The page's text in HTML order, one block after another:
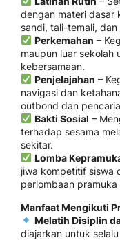
dengan materi dasar
sandi, tali-temali,
Perkemahan –
maupun luar sekolah
kebersamaan.
Penjelajahan –
navigasi dan
outbond dan
Bakti Sosial –
terhadap sesama
sekitar.
Lomba
jiwa kompetitif siswa
perlombaan
Manfaat Mengikuti
Melatih Disiplin
diajarkan untuk